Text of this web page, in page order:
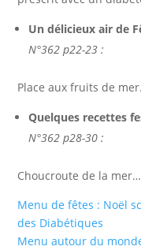
Un délicieux air de
N°362 p22-23 :
Place aux fruits de
Quelques recettes
N°362 p28-30 :
Choucroute de la mer…
Menu de fêtes : Noël
des Diabétiques
Menu autour du